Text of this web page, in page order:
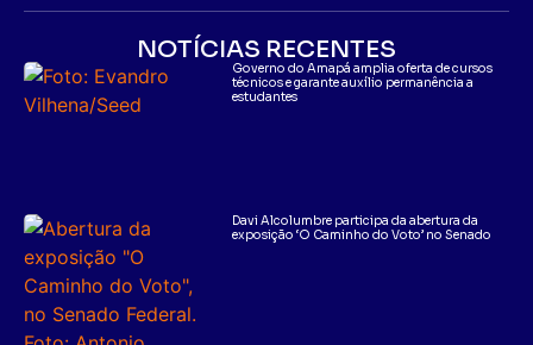
NOTÍCIAS RECENTES
Governo do Amapá amplia oferta de cursos
técnicos e garante auxílio permanência a
estudantes
Davi Alcolumbre participa da abertura da
exposição ‘O Caminho do Voto’ no Senado